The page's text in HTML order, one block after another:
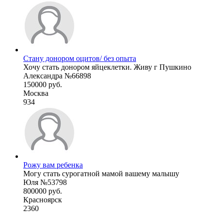
Стану донором оцитов/ без опыта
Хочу стать донором яйцеклетки. Живу г Пушкино
Александра №66898
150000 руб.
Москва
934
Рожу вам ребенка
Могу стать сурогатной мамой вашему малышу
Юля №53798
800000 руб.
Красноярск
2360